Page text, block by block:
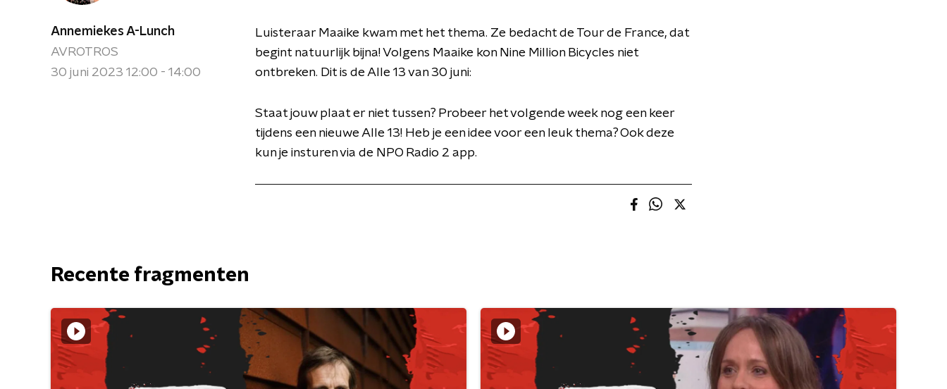
Annemiekes A-Lunch
AVROTROS
30 juni 2023 12:00 - 14:00
Luisteraar Maaike kwam met het thema. Ze bedacht de Tour de France, dat
begint natuurlijk bijna! Volgens Maaike kon Nine Million Bicycles niet
ontbreken. Dit is de Alle 13 van 30 juni:
Staat jouw plaat er niet tussen? Probeer het volgende week nog een keer
tijdens een nieuwe Alle 13! Heb je een idee voor een leuk thema? Ook deze
kun je insturen via de NPO Radio 2 app.
Recente fragmenten